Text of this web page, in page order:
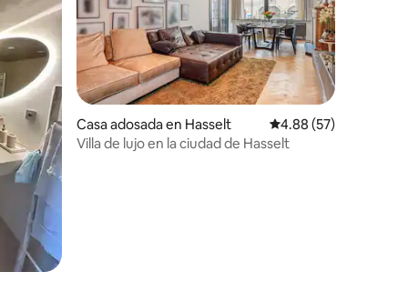
Casa adosada en Hasselt Calificación
4.88 (57)
Villa de lujo en la ciudad de Hasselt